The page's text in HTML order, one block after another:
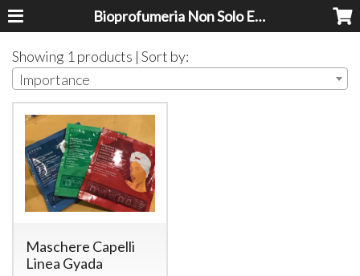
Bioprofumeria Non Solo Essenze
Showing 1 products | Sort by:
Importance
Maschere Capelli
Linea Gyada